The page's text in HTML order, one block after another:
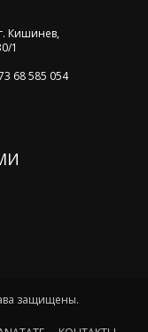
Кишинев,
1
68 585 054
защищены.